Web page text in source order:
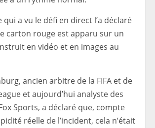
qui a vu le défi en direct l’a déclaré
carton rouge est apparu sur un
en vidéo et en images au
ancien arbitre de la FIFA et de
et aujourd’hui analyste des
Sports, a déclaré que, compte
réelle de l’incident, cela n’était